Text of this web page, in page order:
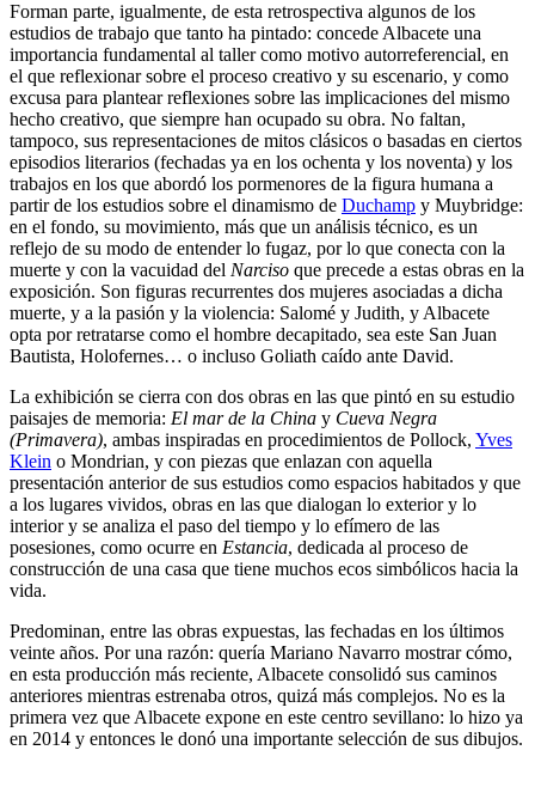
Forman parte, igualmente, de esta retrospectiva algunos de los
estudios de trabajo que tanto ha pintado: concede Albacete una
importancia fundamental al taller como motivo autorreferencial, en
el que reflexionar sobre el proceso creativo y su escenario, y como
excusa para plantear reflexiones sobre las implicaciones del mismo
hecho creativo, que siempre han ocupado su obra. No faltan,
tampoco, sus representaciones de mitos clásicos o basadas en ciertos
episodios literarios (fechadas ya en los ochenta y los noventa) y los
trabajos en los que abordó los pormenores de la figura humana a
partir de los estudios sobre el dinamismo de Duchamp y Muybridge:
en el fondo, su movimiento, más que un análisis técnico, es un
reflejo de su modo de entender lo fugaz, por lo que conecta con la
muerte y con la vacuidad del Narciso que precede a estas obras en la
exposición. Son figuras recurrentes dos mujeres asociadas a dicha
muerte, y a la pasión y la violencia: Salomé y Judith, y Albacete
opta por retratarse como el hombre decapitado, sea este San Juan
Bautista, Holofernes… o incluso Goliath caído ante David.
La exhibición se cierra con dos obras en las que pintó en su estudio
paisajes de memoria: El mar de la China y Cueva Negra
(Primavera), ambas inspiradas en procedimientos de Pollock, Yves
Klein o Mondrian, y con piezas que enlazan con aquella
presentación anterior de sus estudios como espacios habitados y que
a los lugares vividos, obras en las que dialogan lo exterior y lo
interior y se analiza el paso del tiempo y lo efímero de las
posesiones, como ocurre en Estancia, dedicada al proceso de
construcción de una casa que tiene muchos ecos simbólicos hacia la
vida.
Predominan, entre las obras expuestas, las fechadas en los últimos
veinte años. Por una razón: quería Mariano Navarro mostrar cómo,
en esta producción más reciente, Albacete consolidó sus caminos
anteriores mientras estrenaba otros, quizá más complejos. No es la
primera vez que Albacete expone en este centro sevillano: lo hizo ya
en 2014 y entonces le donó una importante selección de sus dibujos.